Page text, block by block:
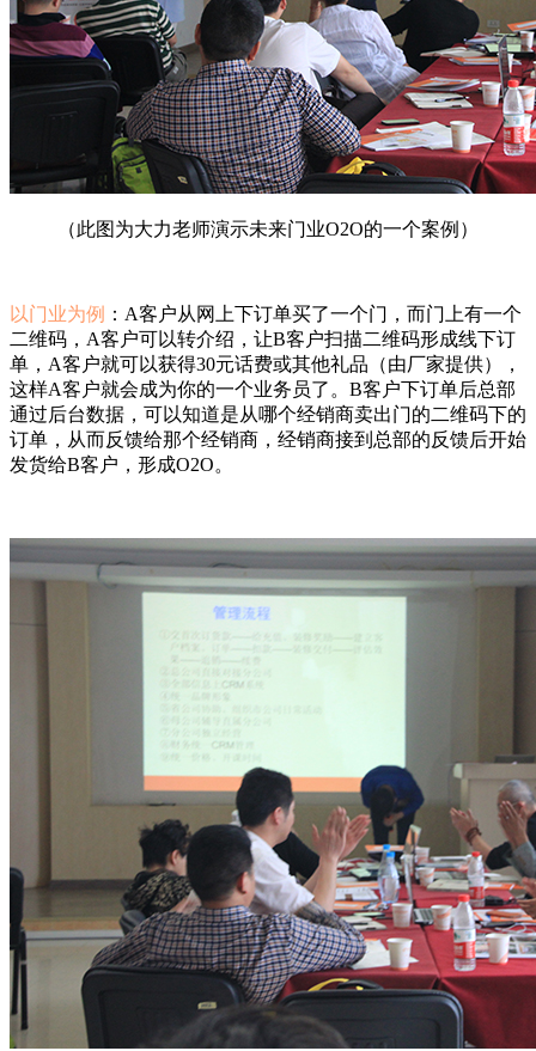
（此图为大力老师演示未来门业O2O的一个案例）
以门业为例 ：A客户从网上下订单买了一个门，而门上有一个
二维码，A客户可以转介绍，让B客户扫描二维码形成线下订
单，A客户就可以获得30元话费或其他礼品（由厂家提供），
这样A客户就会成为你的一个业务员了。B客户下订单后总部
通过后台数据，可以知道是从哪个经销商卖出门的二维码下的
订单，从而反馈给那个经销商，经销商接到总部的反馈后开始
发货给B客户，形成O2O。